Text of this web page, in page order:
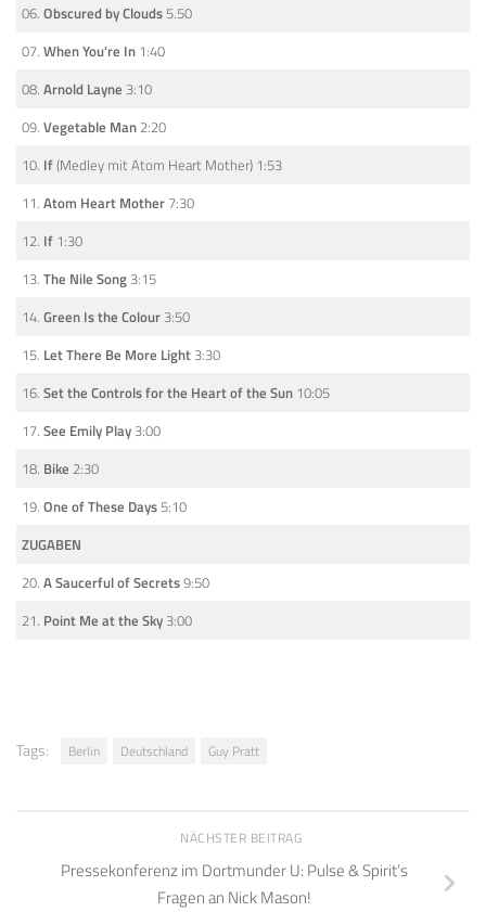
06. Obscured by Clouds 5.50
07. When You're In 1:40
08. Arnold Layne 3:10
09. Vegetable Man 2:20
10. If(Medley mit Atom Heart Mother) 1:53
11. Atom Heart Mother 7:30
12. If 1:30
13. The Nile Song 3:15
14. Green Is the Colour 3:50
15. Let There Be More Light 3:30
16. Set the Controls for the Heart of the Sun 10:05
17. See Emily Play 3:00
18. Bike 2:30
19. One of These Days 5:10
ZUGABEN
20. A Saucerful of Secrets9:50
21. Point Me at the Sky 3:00
Tags: Berlin Deutschland Guy Pratt
NÄCHSTER BEITRAG
Pressekonferenz im Dortmunder U: Pulse & Spirit’s
Fragen an Nick Mason!